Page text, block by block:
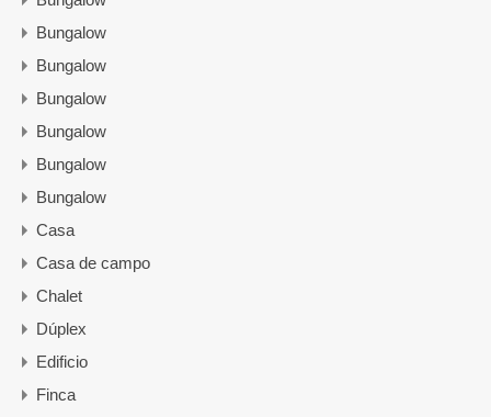
Bungalow
Bungalow
Bungalow
Bungalow
Bungalow
Bungalow
Casa
Casa de campo
Chalet
Dúplex
Edificio
Finca